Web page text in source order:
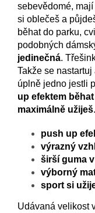
sebevědomé,
si oblečeš a
běhat do parku,
podobných
jedinečná.
Takže se
úplně jedno jestli
up efektem běhat
maximálně užiješ.
push up
výrazný
širší guma
výborný
sport si
Udávaná velikost